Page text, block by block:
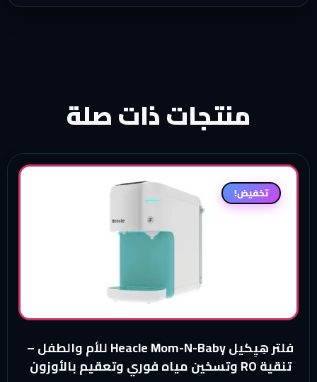
منتجات ذات صلة
فلتر هِيِكيل Heacle Mom-N-Baby للأم والطفل –